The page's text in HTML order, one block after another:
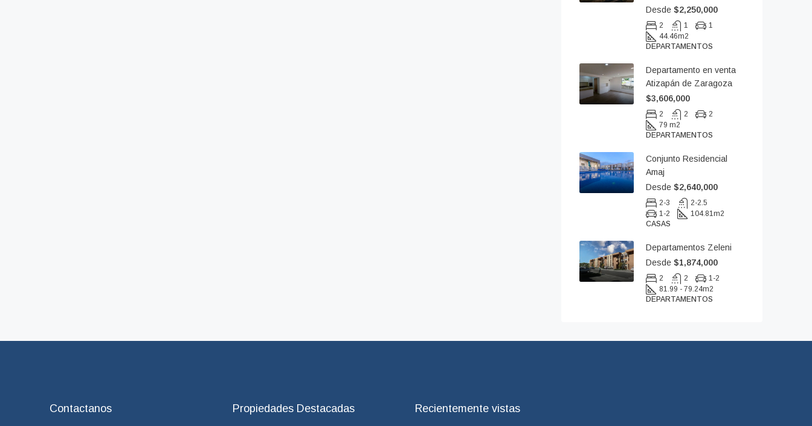
Desde $2,250,000
2 1
1
44.46m2
DEPARTAMENTOS
Departamento en venta
Atizapán de Zaragoza
$3,606,000
2 2
2
79 m2
DEPARTAMENTOS
Conjunto Residencial
Amaj
Desde $2,640,000
2-3
2-2.5
1-2
104.81m2
CASAS
Departamentos Zeleni
Desde $1,874,000
2 2
1-2
81.99 - 79.24m2
DEPARTAMENTOS
Contactanos Propiedades Destacadas Recientemente vistas